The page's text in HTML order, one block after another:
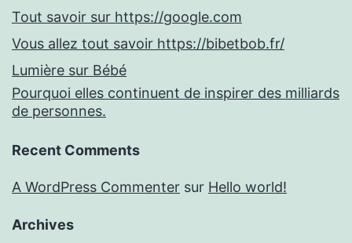
Tout savoir sur https://google.com
Vous allez tout savoir https://bibetbob.fr/
Lumière sur Bébé
Pourquoi elles continuent de inspirer des milliards
de personnes.
Recent Comments
A WordPress Commenter sur Hello world!
Archives